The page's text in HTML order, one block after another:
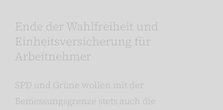
Ende der Wahlfreiheit und
Einheitsversicherung für
Arbeitnehmer
SPD und Grüne wollen mit der
Bemessungsgrenze stets auch die